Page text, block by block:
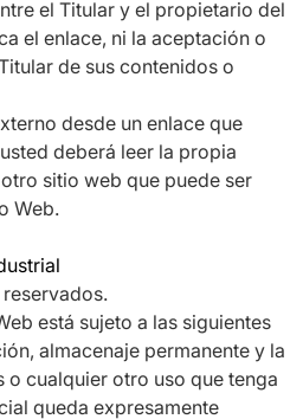
el Titular y el propietario del
el enlace, ni la aceptación o
de sus contenidos o
desde un enlace que
deberá leer la propia
sitio web que puede ser
Web.
está sujeto a las siguientes
almacenaje permanente y la
cualquier otro uso que tenga
queda expresamente